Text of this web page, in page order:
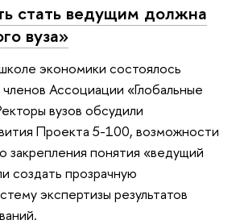
стать ведущим должна
вуза»
экономики состоялось
Ассоциации «Глобальные
вузов обсудили
Проекта 5-100, возможности
закрепления понятия «ведущий
создать прозрачную
экспертизы результатов